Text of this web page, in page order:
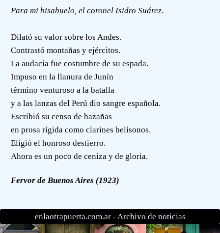
Para mi bisabuelo, el coronel Isidro Suárez.
Dilató su valor sobre los Andes.
Contrastó montañas y ejércitos.
La audacia fue costumbre de su espada.
Impuso en la llanura de Junín
término venturoso a la batalla
y a las lanzas del Perú dio sangre española.
Escribió su censo de hazañas
en prosa rígida como clarines belísonos.
Eligió el honroso destierro.
Ahora es un poco de ceniza y de gloria.
Fervor de Buenos Aires (1923)
enlaotrapuerta.com.ar - Archivo de noticias